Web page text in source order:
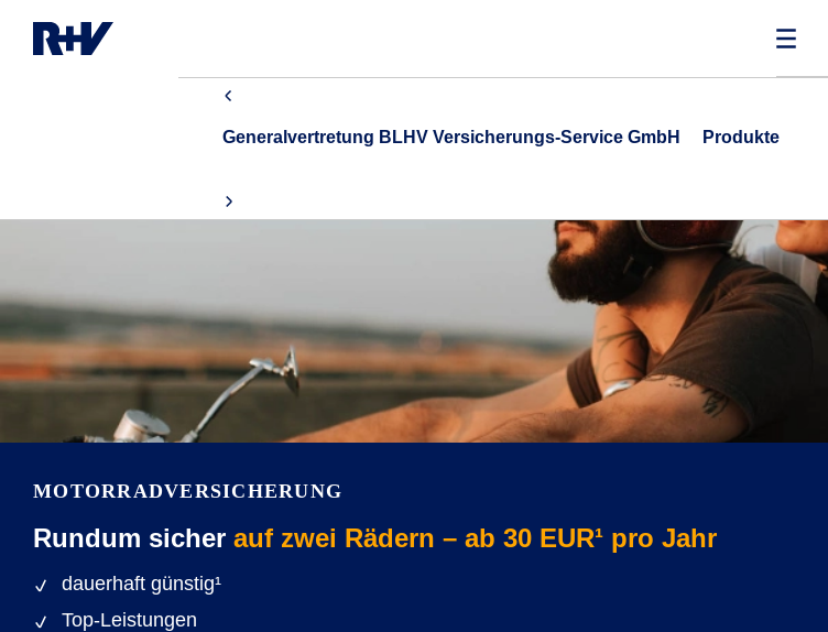
Generalvertretung BLHV Versicherungs-Service GmbH Produkte
MOTORRADVERSICHERUNG
Rundum sicher auf zwei Rädern – ab 30 EUR¹ pro Jahr
dauerhaft günstig¹
Top-Leistungen